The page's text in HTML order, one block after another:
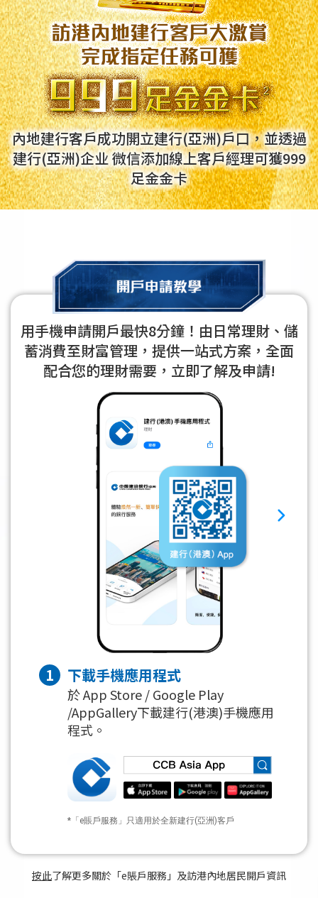
內地建行客戶成功開立建行(亞洲)戶口，並透過
建行(亞洲)企业微信添加線上客戶經理可獲999
足金金卡
用手機申請開戶最快8分鐘！由日常理財、儲
蓄消費至財富管理，提供一站式方案， 全面
配合您的理財需要，立即了解及申請!
1 下載手機應用程式
於 App Store / Google Play
/AppGallery下載建行(港澳)手機應用
程式。
*「e賬戶服務」只適用於全新建行(亞洲)客戶
按此了解更多關於「e賬戶服務」及訪港內地居民開戶資訊